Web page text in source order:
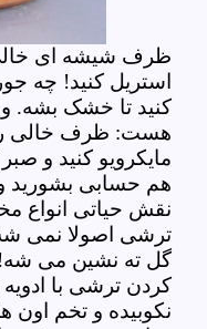
ظرف شیشه ای
استریل کنید! چه
کنید تا خشک بشه.
مایکرویو کنید و
هم حسابی بشورید و
نقش حیاتی انواع
ترشی اصولا نمی
گل ته نشین می شه!
کردن ترشی با
نکوبیده و تخم